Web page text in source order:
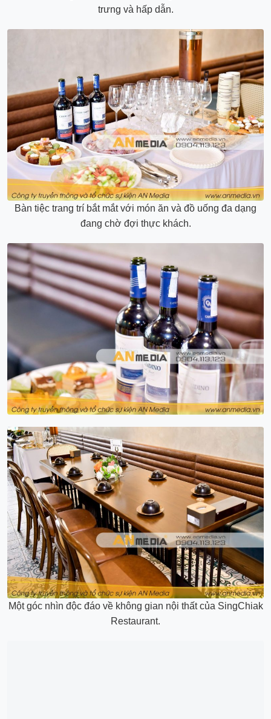
trưng và hấp dẫn.
Bàn tiệc trang trí bắt mắt với món ăn và đồ uống đa dạng
đang chờ đợi thực khách.
Một góc nhìn độc đáo về không gian nội thất của SingChiak
Restaurant.